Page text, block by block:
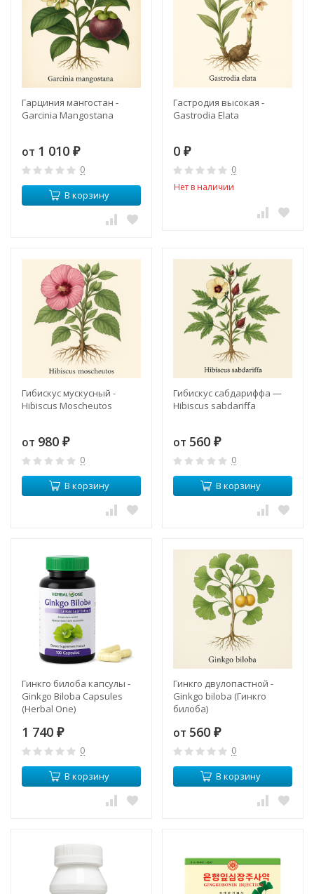
Гарциния мангостан -
Garcinia Mangostana
от 1 010 ₽
0
В корзину
Гастродия высокая -
Gastrodia Elata
0 ₽
0
Нет в наличии
Гибискус мускусный -
Hibiscus Moscheutos
от 980 ₽
0
В корзину
Гибискус сабдариффа —
Hibiscus sabdariffa
от 560 ₽
0
В корзину
Гинкго билоба капсулы -
Ginkgo Biloba Capsules
(Herbal One)
1 740 ₽
0
В корзину
Гинкго двулопастной -
Ginkgo biloba (Гинкго
билоба)
от 560 ₽
0
В корзину